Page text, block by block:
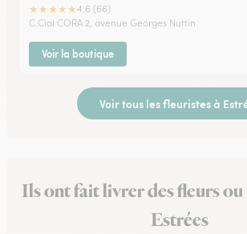
★★★★★4.6 (66)
C.Cial CORA 2, avenue Georges Nuttin
Voir la boutique
Voir tous les fleuristes à
Ils ont fait livrer des fleurs ou
Estrées